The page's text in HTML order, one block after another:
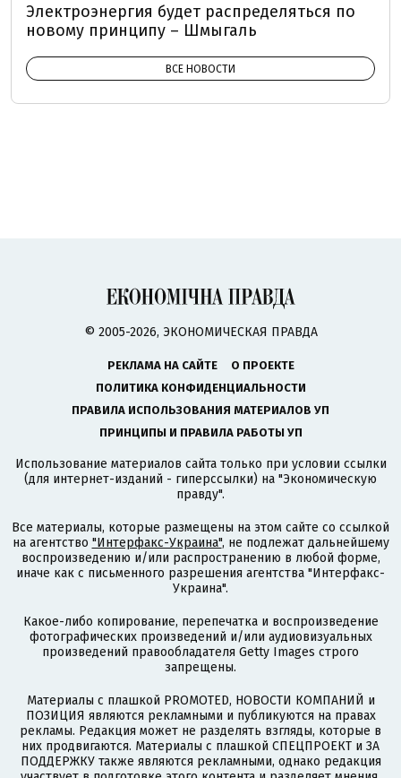
Электроэнергия будет распределяться по
новому принципу – Шмыгаль
ВСЕ НОВОСТИ
© 2005-2026, ЭКОНОМИЧЕСКАЯ ПРАВДА
РЕКЛАМА НА САЙТЕ
О ПРОЕКТЕ
ПОЛИТИКА КОНФИДЕНЦИАЛЬНОСТИ
ПРАВИЛА ИСПОЛЬЗОВАНИЯ МАТЕРИАЛОВ УП
ПРИНЦИПЫ И ПРАВИЛА РАБОТЫ УП
Использование материалов сайта только при условии ссылки
(для интернет-изданий - гиперссылки) на "Экономическую
правду".
Все материалы, которые размещены на этом сайте со ссылкой
на агентство "Интерфакс-Украина", не подлежат дальнейшему
воспроизведению и/или распространению в любой форме,
иначе как с письменного разрешения агентства "Интерфакс-
Украина".
Какое-либо копирование, перепечатка и воспроизведение
фотографических произведений и/или аудиовизуальных
произведений правообладателя Getty Images строго
запрещены.
Материалы с плашкой PROMOTED, НОВОСТИ КОМПАНИЙ и
ПОЗИЦИЯ являются рекламными и публикуются на правах
рекламы. Редакция может не разделять взгляды, которые в
них продвигаются. Материалы с плашкой СПЕЦПРОЕКТ и ЗА
ПОДДЕРЖКУ также являются рекламными, однако редакция